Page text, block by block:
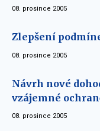
08. prosince 2005
Zlepšení
08. prosince 2005
Návrh nové
vzájemné
08. prosince 2005